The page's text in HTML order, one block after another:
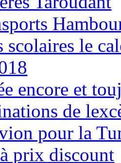
scolaires le
encore et
de
pour la
prix discount